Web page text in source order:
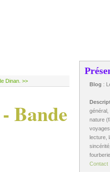
Dinan. >>
Bande
Blog :
général,
nature
lecture,
Contact